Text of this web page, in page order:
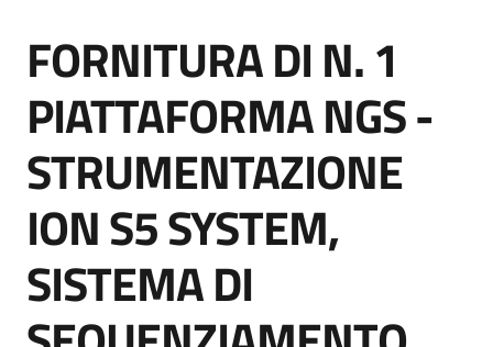
acquisto
Supporto
Piattaforme
telematiche
Salta al contenuto
FORNITURA DI N. 1
PIATTAFORMA NGS -
STRUMENTAZIONE
ION S5 SYSTEM,
SISTEMA DI